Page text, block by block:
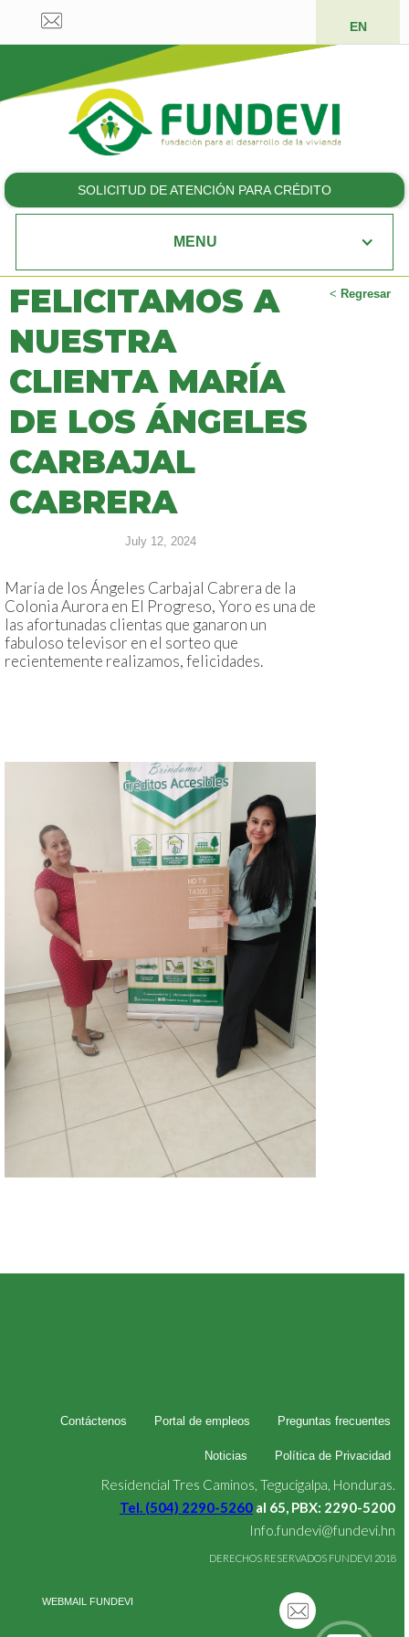
EN
SOLICITUD DE ATENCIÓN PARA CRÉDITO
MENU
< Regresar
FELICITAMOS A
NUESTRA
CLIENTA MARÍA
DE LOS ÁNGELES
CARBAJAL
CABRERA
July 12, 2024
María de los Ángeles Carbajal Cabrera de la
Colonia Aurora en El Progreso, Yoro es una de
las afortunadas clientas que ganaron un
fabuloso televisor en el sorteo que
recientemente realizamos, felicidades.
Contáctenos Portal de empleos Preguntas frecuentes
Noticias Política de Privacidad
Residencial Tres Caminos, Tegucigalpa, Honduras.
Tel. (504) 2290-5260 al 65, PBX: 2290-5200
Info.fundevi@fundevi.hn
DERECHOS RESERVADOS FUNDEVI 2018
WEBMAIL FUNDEVI